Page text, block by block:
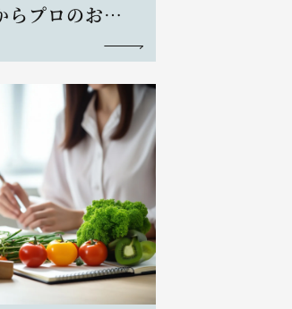
らプロのお掃